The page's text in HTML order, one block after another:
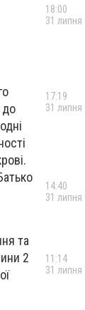
до
та
2
18:00
31 липня
17:19
31 липня
14:40
31 липня
11:14
31 липня